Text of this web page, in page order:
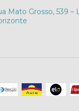
Mato Grosso, 539 –